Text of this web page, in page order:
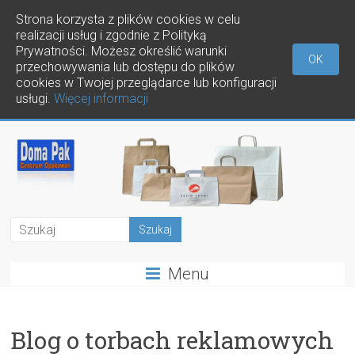
Menu
Blog o torbach reklamowych
Strona korzysta z plików cookies w celu
realizacji usług i zgodnie z Polityką
Prywatności. Możesz określić warunki
przechowywania lub dostępu do plików
cookies w Twojej przeglądarce lub konfiguracji
usługi. Więcej informacji
OK